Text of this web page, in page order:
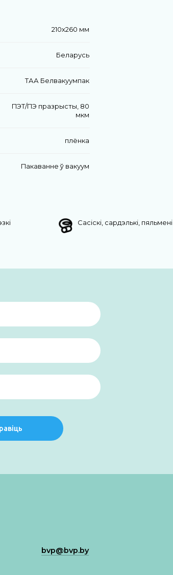
210х260 мм
Беларусь
ТАА Белвакуумпак
ПЭТ/ПЭ празрысты, 80
мкм
плёнка
Пакаванне ў вакуум
Сасіскі, сардэлькі, пяльмені
bvp@bvp.by